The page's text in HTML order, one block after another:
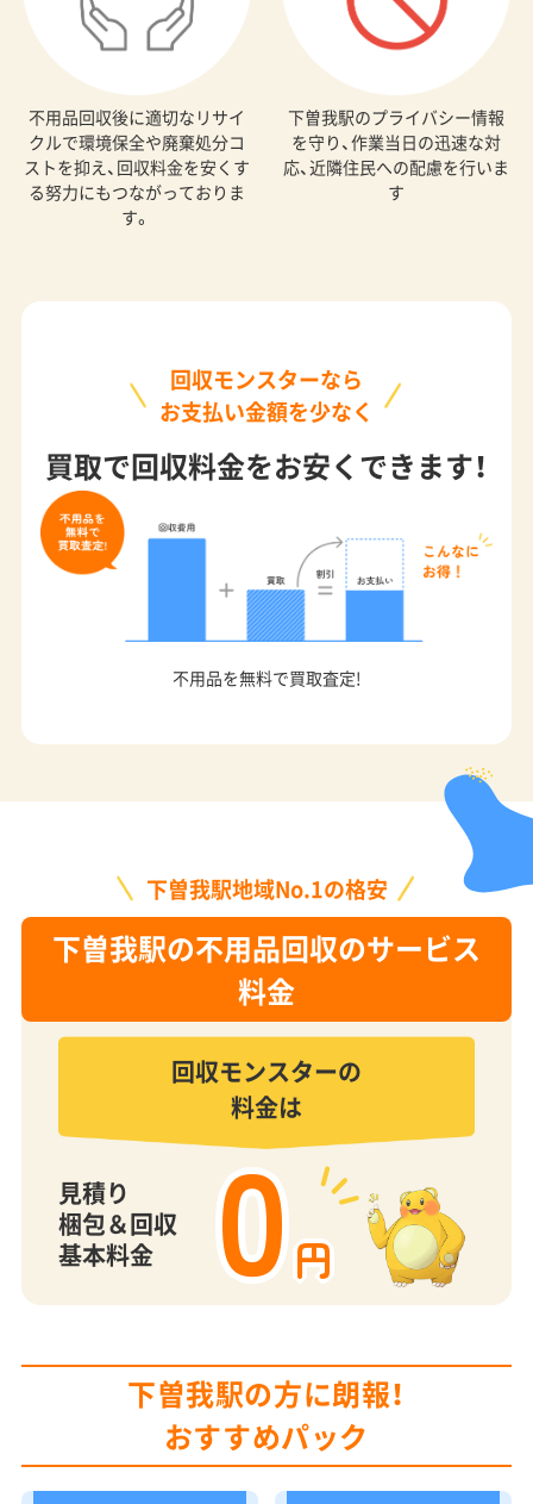
不用品回収後に適切なリサイ
クルで環境保全や廃棄処分コ
ストを抑え、回収料金を安くす
る努力にもつながっておりま
す。
下曽我駅のプライバシー情報
を守り、作業当日の迅速な対
応、近隣住民への配慮を行いま
す
回収モンスターなら
お支払い金額を少なく
買取で回収料金をお安くできます！
不用品を無料で買取査定!
下曽我駅地域No.1の格安
下曽我駅の不用品回収のサービス
料金
回収モンスターの
料金は
見積り
梱包＆回収
基本料金
0円
下曽我駅の方に朗報！
おすすめパック